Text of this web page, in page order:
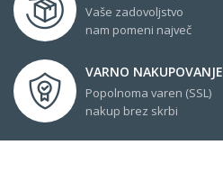
Vaše zadovoljstvo
nam pomeni največ
VARNO NAKUPOVANJE
Popolnoma varen (SSL)
nakup brez skrbi